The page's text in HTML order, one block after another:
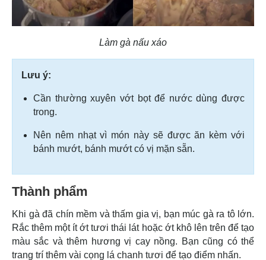
Làm gà nấu xáo
Lưu ý:
Cần thường xuyên vớt bọt để nước dùng được
trong.
Nên nêm nhạt vì món này sẽ được ăn kèm với
bánh mướt, bánh mướt có vị mặn sẵn.
Thành phẩm
Khi gà đã chín mềm và thấm gia vị, bạn múc gà ra tô lớn.
Rắc thêm một ít ớt tươi thái lát hoặc ớt khô lên trên để tạo
màu sắc và thêm hương vị cay nồng. Bạn cũng có thể
trang trí thêm vài cọng lá chanh tươi để tạo điểm nhấn.